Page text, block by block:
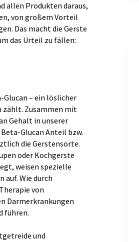
allen Produkten daraus,
von großem Vorteil
Das macht die Gerste
das Urteil zu fällen:
Glucan – ein löslicher
zählt. Zusammen mit
Gehalt in unserer
Glucan Anteil bzw.
die Gerstensorte.
oder Kochgerste
weisen spezielle
auf. Wie durch
von
Darmerkrankungen
führen.
und